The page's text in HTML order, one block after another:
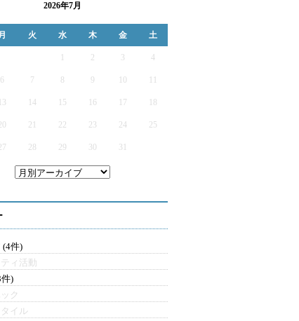
2026年7月
火 水 木 金 土
2 3 4
6 7 9
13 14 15 16 17
21 22 23 24 25
28 29 30 31
(4件)
ィ活動
)
ク
イル